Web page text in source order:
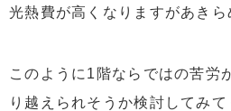
光熱費が高くなりますがあきら
このように1階ならではの苦労
り越えられそうか検討してみて